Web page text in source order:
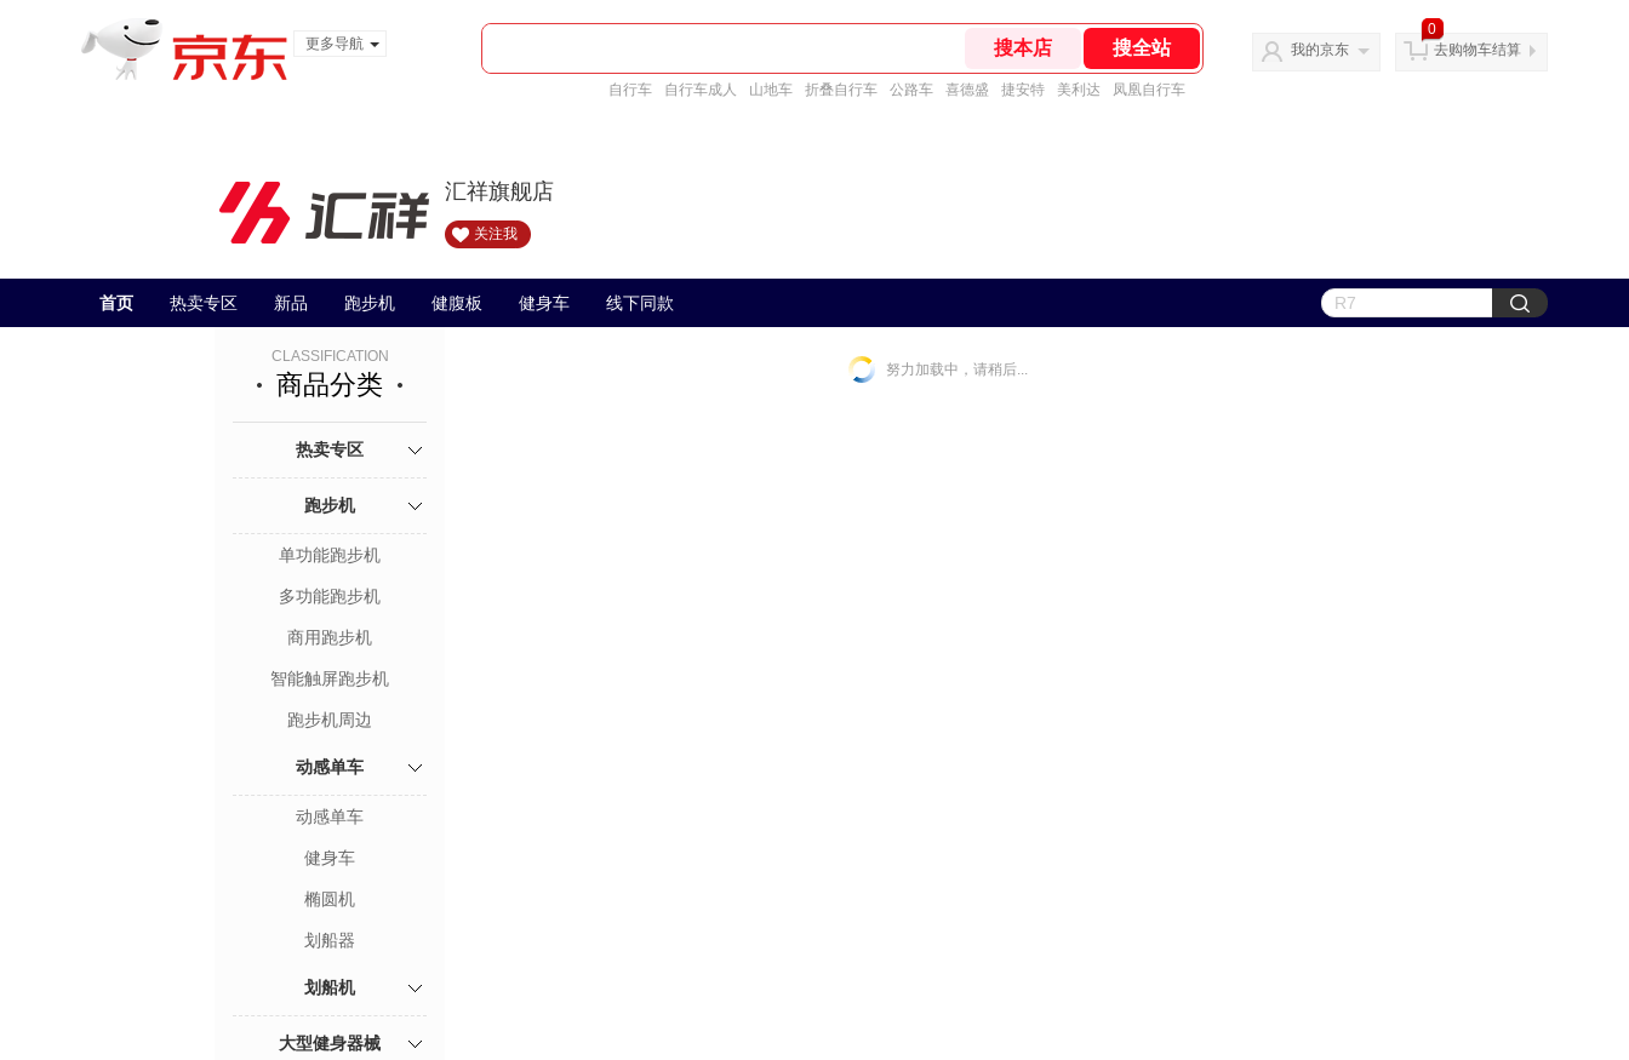
更多导航
自行车 自行车成人 山地车 折叠自行车 公路车 喜德盛 捷安特 美利达 凤凰自行车
我的京东
0
去购物车结算
汇祥旗舰店
关注我
首页 热卖专区 新品 跑步机 健腹板 健身车 线下同款
CLASSIFICATION
商品分类
热卖专区
跑步机
单功能跑步机
多功能跑步机
商用跑步机
智能触屏跑步机
跑步机周边
动感单车
动感单车
健身车
椭圆机
划船器
划船机
大型健身器械
努力加载中，请稍后...